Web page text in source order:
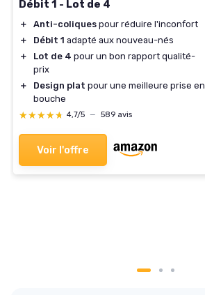
Débit 1 - Lot de 4
＋ Anti-coliques pour réduire l'inconfort
＋
Débit 1 adapté aux nouveau-nés
＋
Lot de 4 pour un bon rapport qualité-
prix
＋
Design plat pour une meilleure prise en
bouche
★★★★★
★★★★★ 4,7/5 — 589 avis
Voir l'offre